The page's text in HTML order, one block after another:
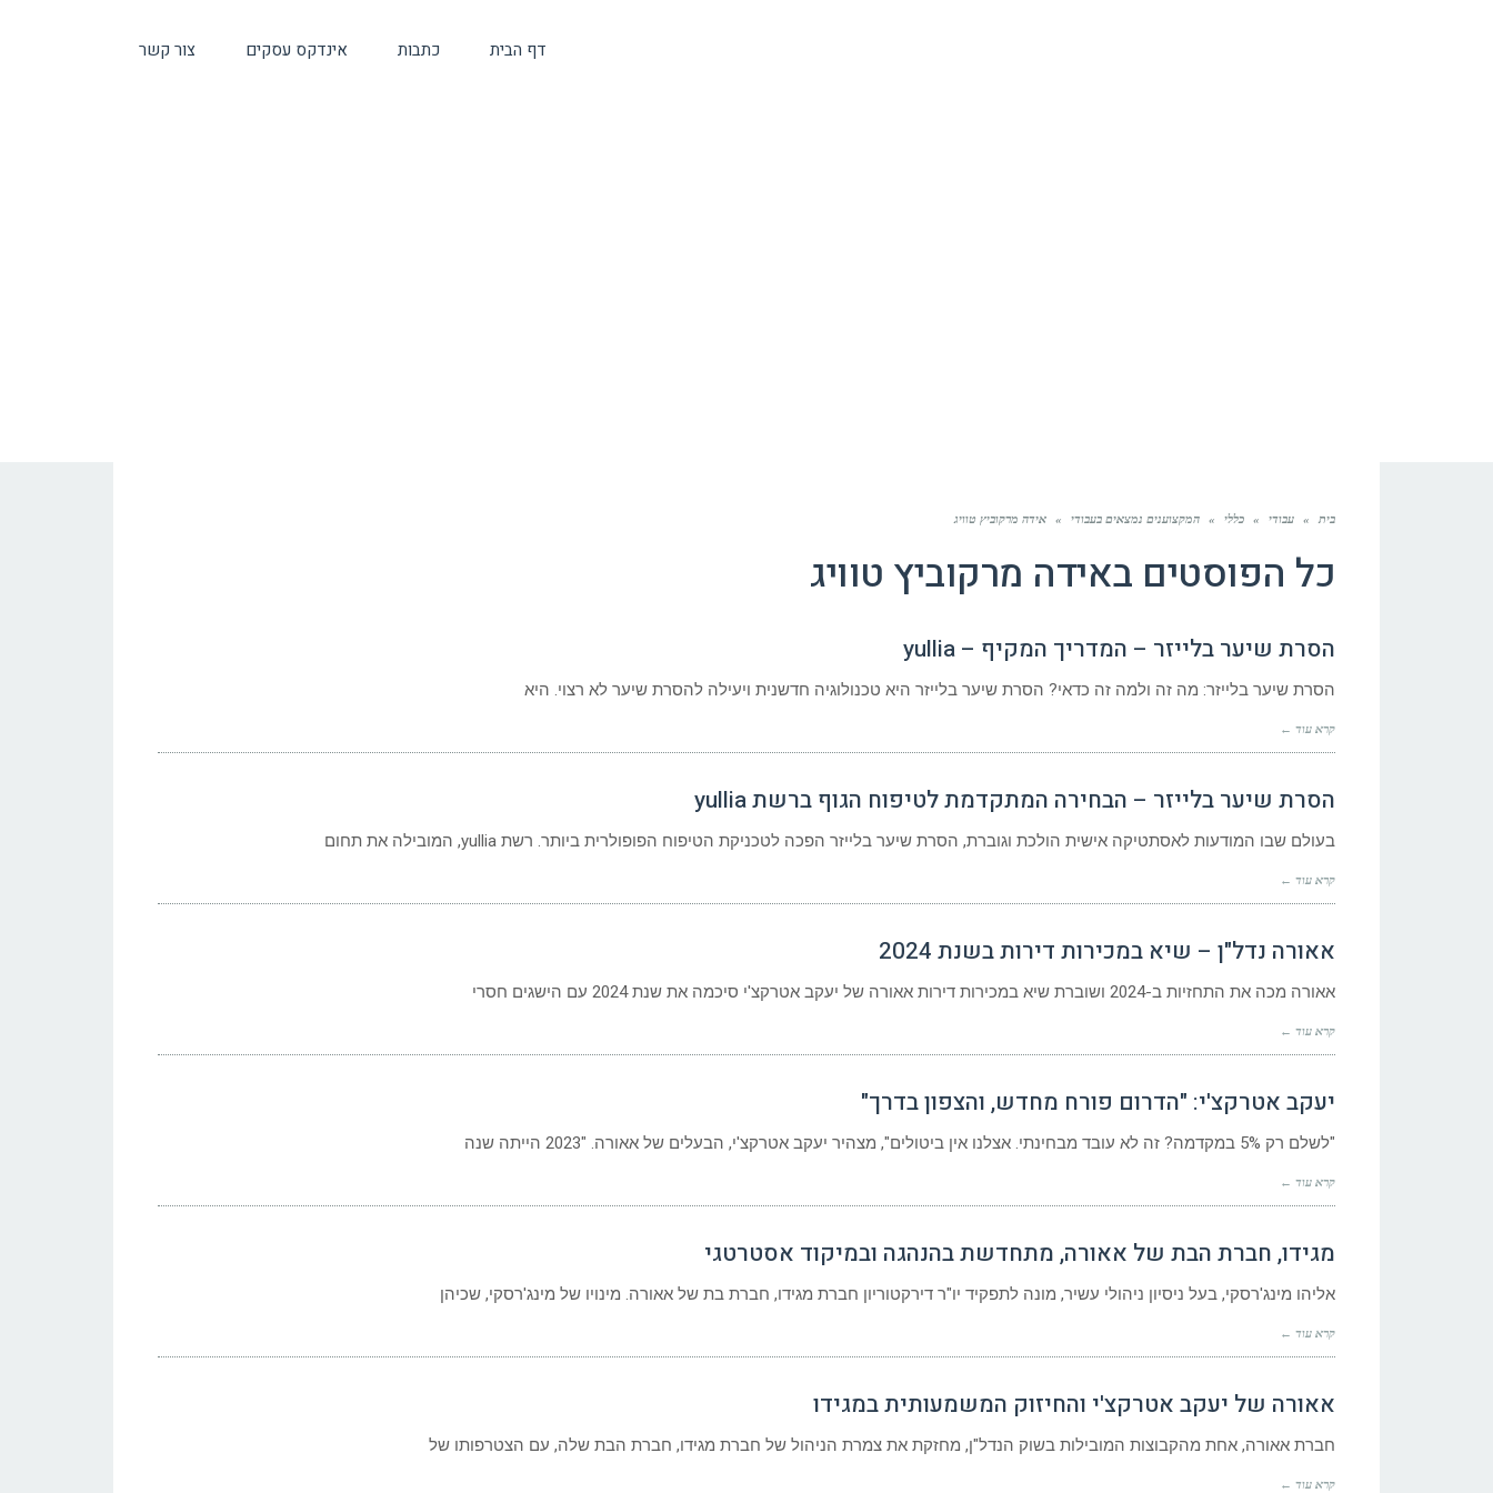
דף הבית כתבות אינדקס עסקים צור קשר
בית » עבודי » כללי » המקצוענים נמצאים בעבודי » אידה מרקוביץ טוויג
כל הפוסטים באידה מרקוביץ טוויג
הסרת שיער בלייזר – המדריך המקיף – yullia
הסרת שיער בלייזר: מה זה ולמה זה כדאי? הסרת שיער בלייזר היא טכנולוגיה חדשנית ויעילה להסרת שיער לא רצוי. היא
קרא עוד ←
הסרת שיער בלייזר – הבחירה המתקדמת לטיפוח הגוף ברשת yullia
בעולם שבו המודעות לאסתטיקה אישית הולכת וגוברת, הסרת שיער בלייזר הפכה לטכניקת הטיפוח הפופולרית ביותר. רשת yullia, המובילה את תחום
קרא עוד ←
אאורה נדל"ן – שיא במכירות דירות בשנת 2024
אאורה מכה את התחזיות ב-2024 ושוברת שיא במכירות דירות אאורה של יעקב אטרקצ'י סיכמה את שנת 2024 עם הישגים חסרי
קרא עוד ←
יעקב אטרקצ'י: "הדרום פורח מחדש, והצפון בדרך"
"לשלם רק 5% במקדמה? זה לא עובד מבחינתי. אצלנו אין ביטולים", מצהיר יעקב אטרקצ'י, הבעלים של אאורה. "2023 הייתה שנה
קרא עוד ←
מגידו, חברת הבת של אאורה, מתחדשת בהנהגה ובמיקוד אסטרטגי
אליהו מינג'רסקי, בעל ניסיון ניהולי עשיר, מונה לתפקיד יו"ר דירקטוריון חברת מגידו, חברת בת של אאורה. מינויו של מינג'רסקי, שכיהן
קרא עוד ←
אאורה של יעקב אטרקצ'י והחיזוק המשמעותית במגידו
חברת אאורה, אחת מהקבוצות המובילות בשוק הנדל"ן, מחזקת את צמרת הניהול של חברת מגידו, חברת הבת שלה, עם הצטרפותו של
קרא עוד ←